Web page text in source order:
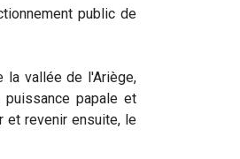
public de
la vallée de l'Ariège,
papale et
et revenir ensuite, le